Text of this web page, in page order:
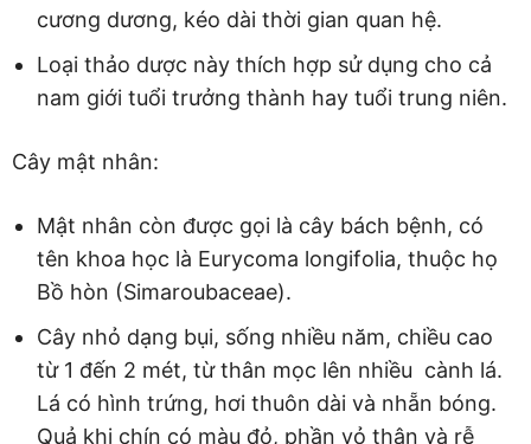
cương dương, kéo dài thời gian quan hệ.
Loại thảo dược này thích hợp sử dụng cho cả
nam giới tuổi trưởng thành hay tuổi trung niên.
Cây mật nhân:
Mật nhân còn được gọi là cây bách bệnh, có
tên khoa học là Eurycoma longifolia, thuộc họ
Bồ hòn (Simaroubaceae).
Cây nhỏ dạng bụi, sống nhiều năm, chiều cao
từ 1 đến 2 mét, từ thân mọc lên nhiều cành lá.
Lá có hình trứng, hơi thuôn dài và nhẵn bóng.
Quả khi chín có màu đỏ, phần vỏ thân và rễ